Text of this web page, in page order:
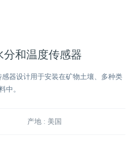
分和温度传感器
感器设计用于安装在矿物土壤、多种类
中。
产地 : 美国